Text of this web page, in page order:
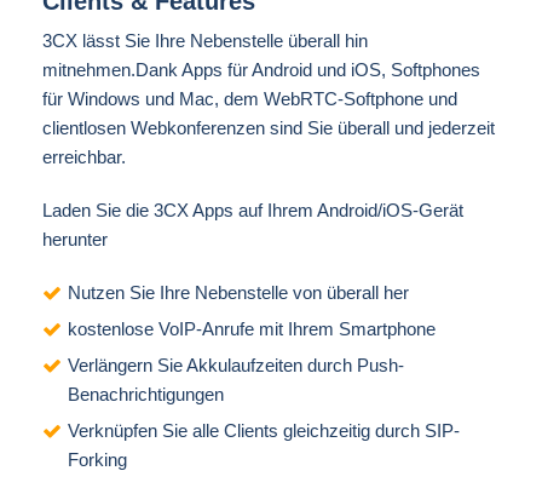
3CX lässt Sie Ihre Nebenstelle überall hin
mitnehmen.Dank Apps für Android und iOS, Softphones
für Windows und Mac, dem WebRTC-Softphone und
clientlosen Webkonferenzen sind Sie überall und jederzeit
erreichbar.
Laden Sie die 3CX Apps auf Ihrem Android/iOS-Gerät
herunter
Nutzen Sie Ihre Nebenstelle von überall her
kostenlose VoIP-Anrufe mit Ihrem Smartphone
Verlängern Sie Akkulaufzeiten durch Push-
Benachrichtigungen
Verknüpfen Sie alle Clients gleichzeitig durch SIP-
Forking